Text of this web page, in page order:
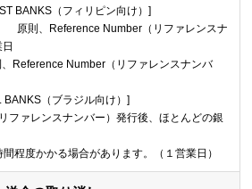
BANKS（フィリピン向け）]
原則、Reference Number（リファレンスナ
Reference Number（リファレンスナンバ
（ブラジル向け）]
ファレンスナンバー）発行後、ほとんどの銀
程度かかる場合があります。（１営業日）